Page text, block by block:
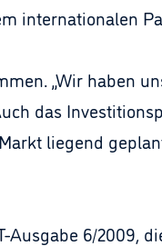
internationalen
„Wir haben
das
liegend
6/2009,